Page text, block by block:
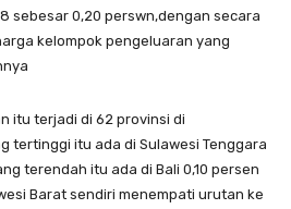
sebesar 0,20 perswn,dengan secara
kelompok pengeluaran yang
itu terjadi di 62 provinsi di
tertinggi itu ada di Sulawesi Tenggara
terendah itu ada di Bali 0,10 persen
Barat sendiri menempati urutan ke